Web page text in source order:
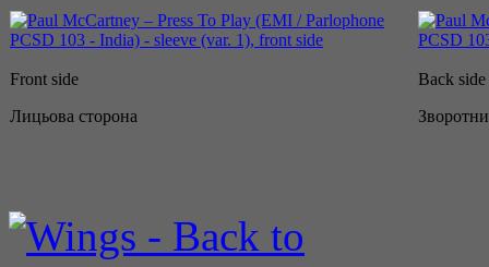
Front side
Лицьова сторона
Back side